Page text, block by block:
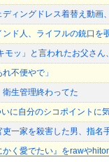
ディングドレス着替え動
ンド人、ライフルの銃口を
モッ」と言われたお父さ
不便やで」
衛生管理終わってた
に自分のシコポイントに
一家を殺害した男、指名
く愛でたい』をrawや